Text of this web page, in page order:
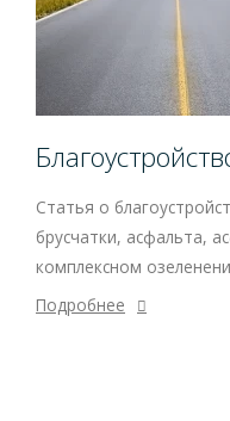
Статья о
брусчатки, асфальта,
комплексном
Подробнее